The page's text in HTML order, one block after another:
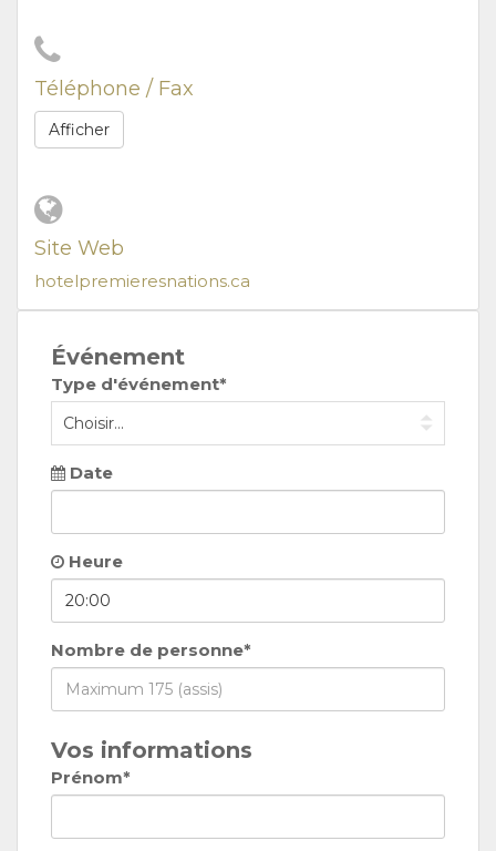
Téléphone / Fax
Afficher
Site Web
hotelpremieresnations.ca
Événement
Type d'événement*
Date
Heure
Nombre de personne*
Vos informations
Prénom*